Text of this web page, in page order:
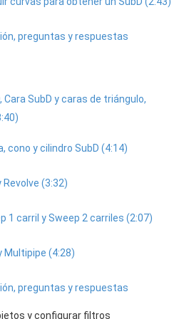
preguntas y respuestas
Cara SubD y caras de triángulo,
cono y cilindro SubD (4:14)
Revolve (3:32)
1 carril y Sweep 2 carriles (2:07)
Multipipe (4:28)
preguntas y respuestas
y configurar filtros